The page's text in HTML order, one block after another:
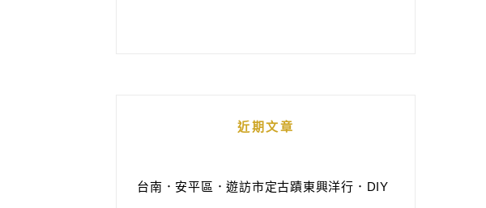
近期文章
台南．安平區．遊訪市定古蹟東興洋行．DIY